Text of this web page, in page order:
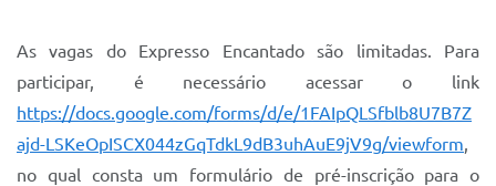
As vagas do Expresso Encantado são limitadas. Para
participar, é necessário acessar o link
https://docs.google.com/forms/d/e/1FAIpQLSfblb8U7B7Z
ajd-LSKeOpISCX044zGqTdkL9dB3uhAuE9jV9g/viewform,
no qual consta um formulário de pré-inscrição para o